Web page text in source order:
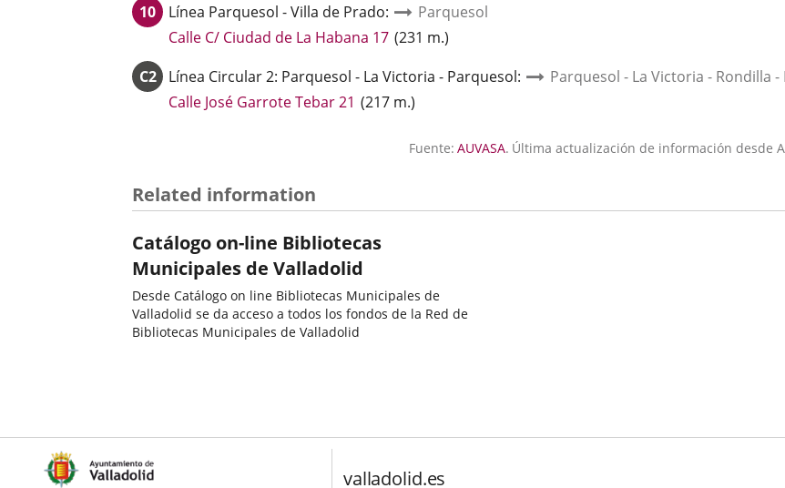
una
aplicación
10
Línea Parquesol - Villa de Prado:
Parquesol
Calle C/ Ciudad de La Habana 17Enlace
una
aplicación
externa.
(231 m.)
C2
Línea Circular 2: Parquesol - La Victoria - Parquesol:
Parquesol - La Victoria - Rondilla
Calle José Garrote Tebar 21 Enlace
(217 m.)
Fuente: AUVASA. Última actualización de información desde
Related information
Catálogo on-line Bibliotecas
Municipales de Valladolid
Desde Catálogo on line Bibliotecas Municipales de
Valladolid se da acceso a todos los fondos de la Red de
Bibliotecas Municipales de Valladolid
valladolid.es